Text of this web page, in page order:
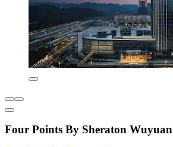
Four Points By Sheraton Wuyuan